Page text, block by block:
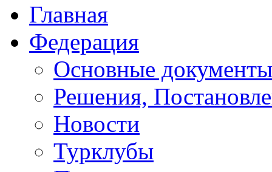
Главная
Федерация
Основные документы
Решения,
Новости
Турклубы